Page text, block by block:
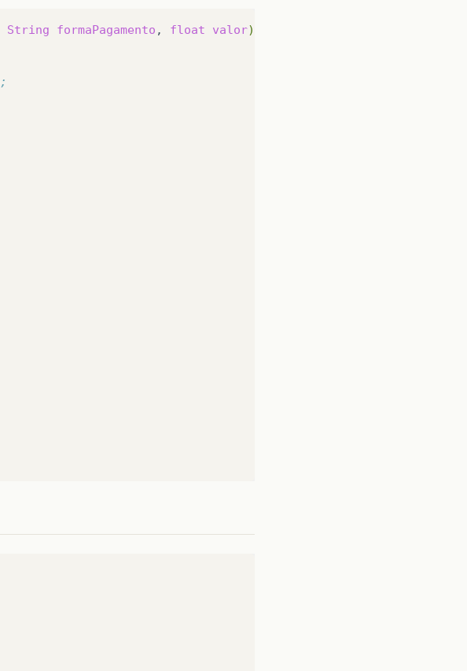
String formaPagamento , float valor)
;